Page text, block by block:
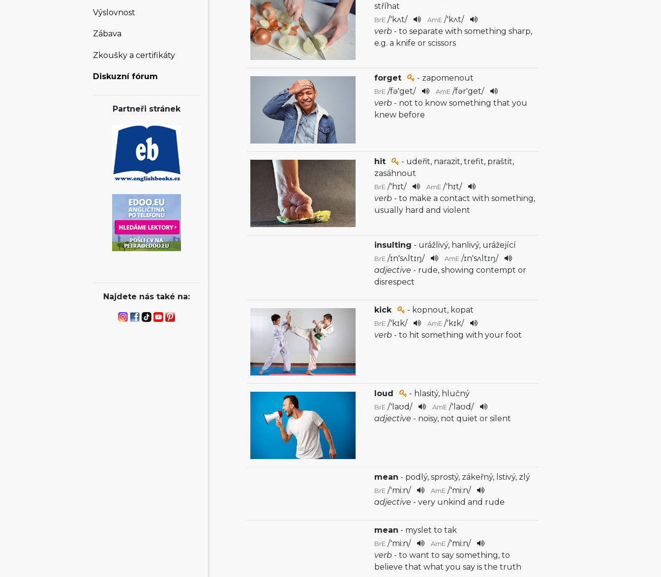
Výslovnost
Zábava
Zkoušky a certifikáty
Diskuzní fórum
Partneři stránek
Najdete nás také na:
stříhat
BrE /'kʌt/ AmE /'kʌt/
verb - to separate with something sharp,
e.g. a knife or scissors
forget - zapomenout
BrE /fə'get/ AmE /fər'get/
verb - not to know something that you
knew before
hit
- udeřit, narazit, trefit, praštit,
zasáhnout
BrE /'hɪt/ AmE /'hɪt/
verb - to make a contact with something,
usually hard and violent
insulting - urážlivý, hanlivý, urážející
BrE /ɪn'sʌltɪŋ/ AmE /ɪn'sʌltɪŋ/
adjective - rude, showing contempt or
disrespect
kick - kopnout, kopat
BrE /'kɪk/ AmE /'kɪk/
verb - to hit something with your foot
loud - hlasitý, hlučný
BrE /'laʊd/ AmE /'laʊd/
adjective - noisy, not quiet or silent
mean - podlý, sprostý, zákeřný, lstivý, zlý
BrE /'mi:n/ AmE /'mi:n/
adjective - very unkind and rude
mean - myslet to tak
BrE /'mi:n/ AmE /'mi:n/
verb - to want to say something, to
believe that what you say is the truth